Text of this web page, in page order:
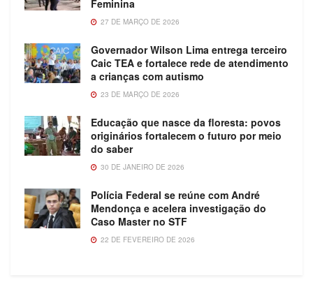
Feminina
27 DE MARÇO DE 2026
Governador Wilson Lima entrega terceiro
Caic TEA e fortalece rede de atendimento
a crianças com autismo
23 DE MARÇO DE 2026
Educação que nasce da floresta: povos
originários fortalecem o futuro por meio
do saber
30 DE JANEIRO DE 2026
Polícia Federal se reúne com André
Mendonça e acelera investigação do
Caso Master no STF
22 DE FEVEREIRO DE 2026